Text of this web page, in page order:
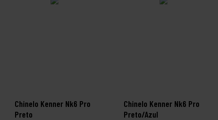
Chinelo Kenner Nk6 Pro
Preto
Chinelo Kenner Nk6 Pro
Preto/Azul